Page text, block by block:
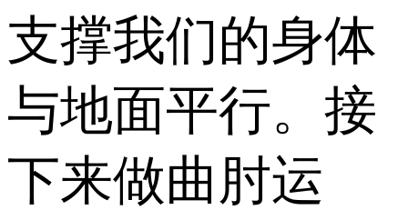
支撑我们的身体
与地面平行。接
下来做曲肘运